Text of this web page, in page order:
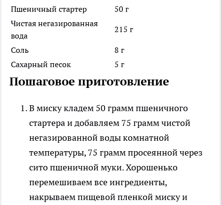
Пшеничный стартер
50 г
Чистая негазированная
вода
215 г
Соль
8 г
Сахарный песок
5 г
Пошаговое приготовление
В миску кладем 50 грамм пшеничного
стартера и добавляем 75 грамм чистой
негазированной воды комнатной
температуры, 75 грамм просеянной через
сито пшеничной муки. Хорошенько
перемешиваем все ингредиенты,
накрываем пищевой пленкой миску и